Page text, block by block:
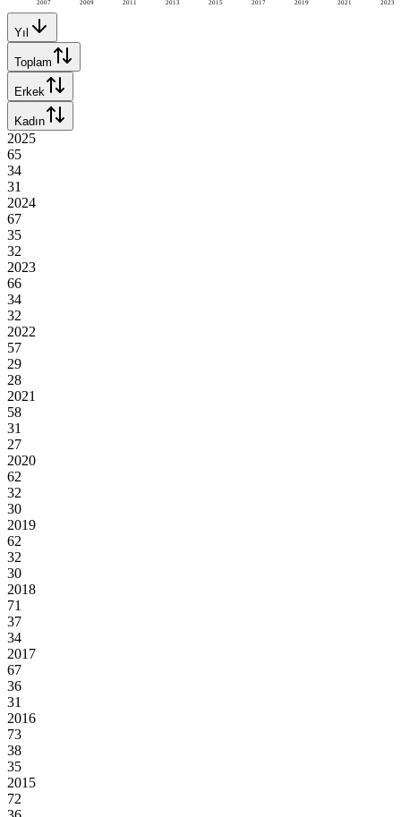
2007 2009 2011 2013 2015 2017 2019 2021 2023
Yıl
Toplam
Erkek
Kadın
2025
65
34
31
2024
67
35
32
2023
66
34
32
2022
57
29
28
2021
58
31
27
2020
62
32
30
2019
62
32
30
2018
71
37
34
2017
67
36
31
2016
73
38
35
2015
72